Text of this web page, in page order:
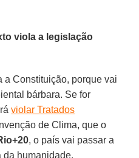
viola a legislação
a Constituição, porque vai
bárbara. Se for
violar Tratados
de Clima, que o
, o país vai passar a
da humanidade.